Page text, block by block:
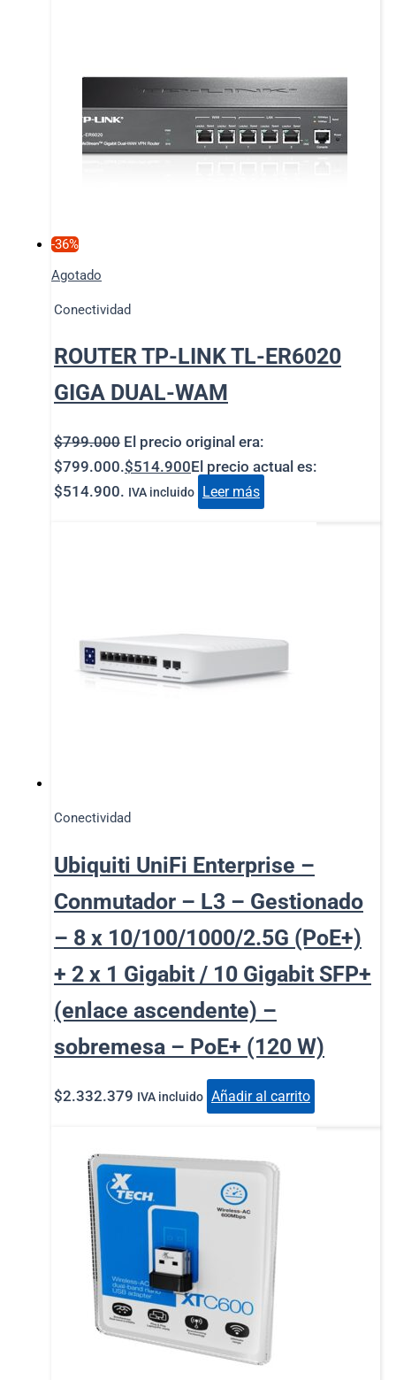
-36%
Agotado
Conectividad
ROUTER TP-LINK TL-ER6020
GIGA DUAL-WAM
$799.000 El precio original era:
$799.000.$514.900El precio actual es:
$514.900. IVA incluido Leer más
Conectividad
Ubiquiti UniFi Enterprise –
Conmutador – L3 – Gestionado
– 8 x 10/100/1000/2.5G (PoE+)
+ 2 x 1 Gigabit / 10 Gigabit SFP+
(enlace ascendente) –
sobremesa – PoE+ (120 W)
$2.332.379 IVA incluido Añadir al carrito